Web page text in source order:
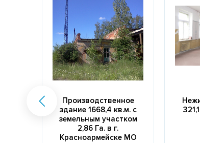
Производственное
здание 1668,4 кв.м. с
земельным участком
2,86 Га. в г.
Красноармейске МО